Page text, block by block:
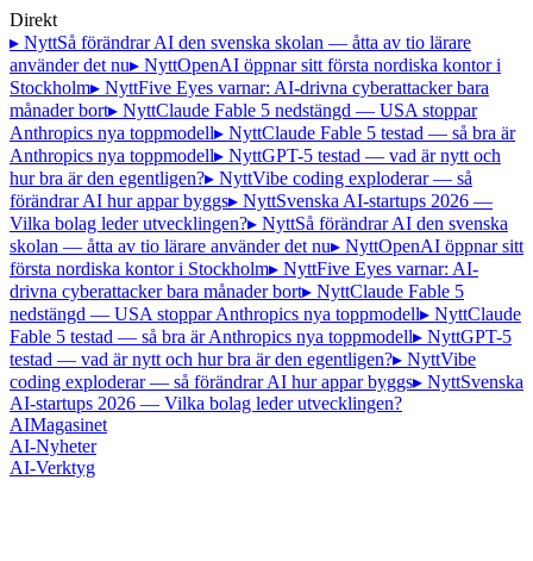
Direkt
▸ NyttSå förändrar AI den svenska skolan — åtta av tio lärare
använder det nu▸ NyttOpenAI öppnar sitt första nordiska kontor i
Stockholm▸ NyttFive Eyes varnar: AI-drivna cyberattacker bara
månader bort▸ NyttClaude Fable 5 nedstängd — USA stoppar
Anthropics nya toppmodell▸ NyttClaude Fable 5 testad — så bra är
Anthropics nya toppmodell▸ NyttGPT-5 testad — vad är nytt och
hur bra är den egentligen?▸ NyttVibe coding exploderar — så
förändrar AI hur appar byggs▸ NyttSvenska AI-startups 2026 —
Vilka bolag leder utvecklingen?▸ NyttSå förändrar AI den svenska
skolan — åtta av tio lärare använder det nu▸ NyttOpenAI öppnar sitt
första nordiska kontor i Stockholm▸ NyttFive Eyes varnar: AI-
drivna cyberattacker bara månader bort▸ NyttClaude Fable 5
nedstängd — USA stoppar Anthropics nya toppmodell▸ NyttClaude
Fable 5 testad — så bra är Anthropics nya toppmodell▸ NyttGPT-5
testad — vad är nytt och hur bra är den egentligen?▸ NyttVibe
coding exploderar — så förändrar AI hur appar byggs▸ NyttSvenska
AI-startups 2026 — Vilka bolag leder utvecklingen?
AIMagasinet
AI-Nyheter
AI-Verktyg